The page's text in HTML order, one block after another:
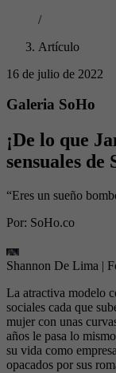
/
Artículo
16 de julio de 2022
Galeria SoHo
¡De lo que
sensuales de
“Eres un sueño
Por: SoHo.co
Shannon De Lima |
La atractiva modelo
sociales cada que
mujer con unas
años le pasa lo
su vida como
opacados por sus